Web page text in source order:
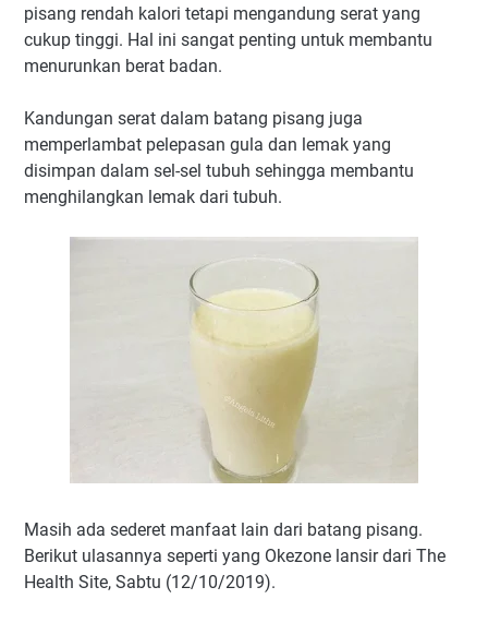
pisang rendah kalori tetapi mengandung serat yang
cukup tinggi. Hal ini sangat penting untuk membantu
menurunkan berat badan.
Kandungan serat dalam batang pisang juga
memperlambat pelepasan gula dan lemak yang
disimpan dalam sel-sel tubuh sehingga membantu
menghilangkan lemak dari tubuh.
Masih ada sederet manfaat lain dari batang pisang.
Berikut ulasannya seperti yang Okezone lansir dari The
Health Site, Sabtu (12/10/2019).